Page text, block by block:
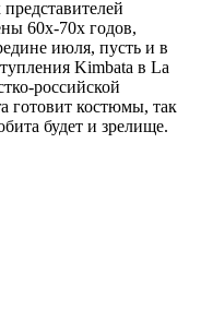
60х-70х годов,
июля, пусть и в
Kimbata в La
российской
готовит костюмы, так
будет и зрелище.